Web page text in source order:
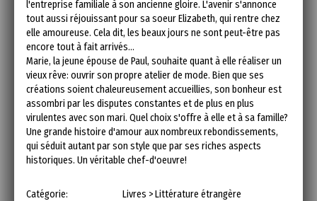
l'entreprise familiale à son ancienne gloire. L'avenir s'annonce
tout aussi réjouissant pour sa soeur Elizabeth, qui rentre chez
elle amoureuse. Cela dit, les beaux jours ne sont peut-être pas
encore tout à fait arrivés…
Marie, la jeune épouse de Paul, souhaite quant à elle réaliser un
vieux rêve: ouvrir son propre atelier de mode. Bien que ses
créations soient chaleureusement accueillies, son bonheur est
assombri par les disputes constantes et de plus en plus
virulentes avec son mari. Quel choix s'offre à elle et à sa famille?
Une grande histoire d'amour aux nombreux rebondissements,
qui séduit autant par son style que par ses riches aspects
historiques. Un véritable chef-d'oeuvre!
Catégorie:
Livres > Littérature étrangère